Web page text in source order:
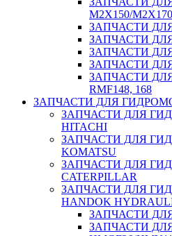
M2X150/M2X170
ЗАПЧАСТИ
ЗАПЧАСТИ
ЗАПЧАСТИ
ЗАПЧАСТИ
ЗАПЧАСТИ
RMF148, 168
ЗАПЧАСТИ ДЛЯ
ЗАПЧАСТИ ДЛЯ
HITACHI
ЗАПЧАСТИ ДЛЯ
KOMATSU
ЗАПЧАСТИ ДЛЯ
CATERPILLAR
ЗАПЧАСТИ ДЛЯ
HANDOK
ЗАПЧАСТИ
ЗАПЧАСТИ